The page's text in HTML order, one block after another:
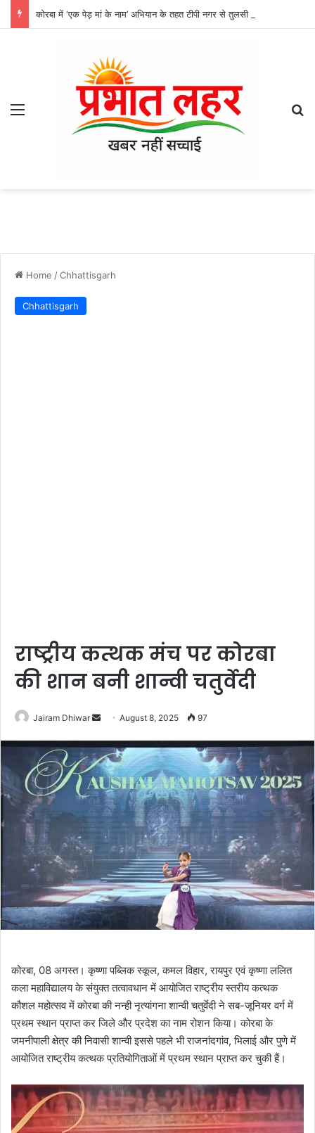
Menu
Home /Chhattisgarh
Chhattisgarh
राष्ट्रीय कत्थक मंच पर कोरबा
की शान बनी शान्वी चतुर्वेदी
Jairam Dhiwar
Send
email
August 8, 2025 97
कोरबा, 08 अगस्त। कृष्णा पब्लिक स्कूल, कमल विहार, रायपुर एवं कृष्णा ललित
कला महाविद्यालय के संयुक्त तत्वावधान में आयोजित राष्ट्रीय स्तरीय कत्थक
कौशल महोत्सव में कोरबा की नन्ही नृत्यांगना शान्वी चतुर्वेदी ने सब-जूनियर वर्ग में
प्रथम स्थान प्राप्त कर जिले और प्रदेश का नाम रोशन किया। कोरबा के
जमनीपाली क्षेत्र की निवासी शान्वी इससे पहले भी राजनांदगांव, भिलाई और पुणे में
आयोजित राष्ट्रीय कत्थक प्रतियोगिताओं में प्रथम स्थान प्राप्त कर चुकी हैं।